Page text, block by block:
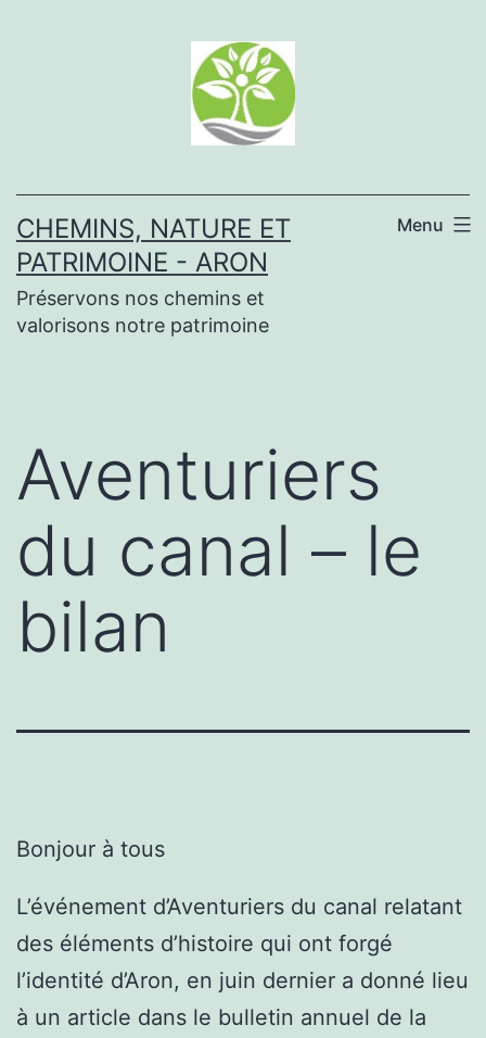
CHEMINS, NATURE ET
PATRIMOINE - ARON
Préservons nos chemins et
valorisons notre patrimoine
Menu
Aventuriers
du canal – le
bilan
Bonjour à tous
L’événement d’Aventuriers du canal relatant
des éléments d’histoire qui ont forgé
l’identité d’Aron, en juin dernier a donné lieu
à un article dans le bulletin annuel de la